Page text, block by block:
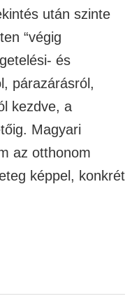
után szinte
“végig
és
párazárásról,
kezdve, a
Magyari
az otthonom
képpel, konkrét